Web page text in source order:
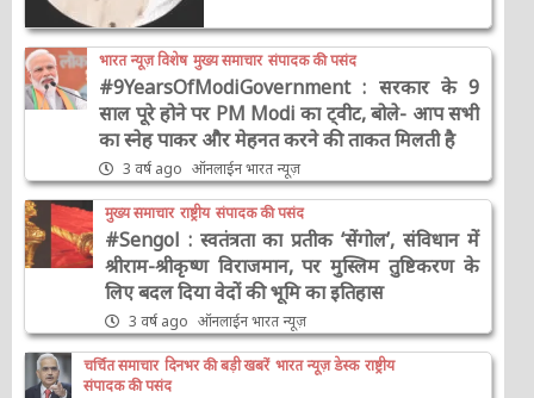
भारत न्यूज़ विशेष मुख्य समाचार संपादक की पसंद
#9YearsOfModiGovernment : सरकार के 9
साल पूरे होने पर PM Modi का ट्वीट, बोले- आप सभी
का स्नेह पाकर और मेहनत करने की ताकत मिलती है
3 वर्ष ago ऑनलाईन भारत न्यूज़
मुख्य समाचार राष्ट्रीय संपादक की पसंद
#Sengol : स्वतंत्रता का प्रतीक ‘सेंगोल’, संविधान में
श्रीराम-श्रीकृष्ण विराजमान, पर मुस्लिम तुष्टिकरण के
लिए बदल दिया वेदों की भूमि का इतिहास
3 वर्ष ago ऑनलाईन भारत न्यूज़
चर्चित समाचार दिनभर की बड़ी खबरें भारत न्यूज़ डेस्क राष्ट्रीय
संपादक की पसंद